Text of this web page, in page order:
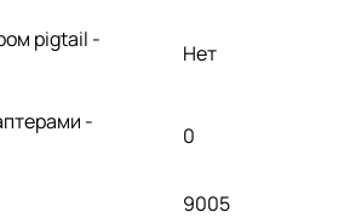
pigtail -
Нет
-
0
9005